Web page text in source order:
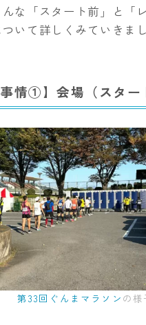
な「スタート前」と「
いて詳しくみていきまし
事情①】会場（スター
第33回ぐんまマラソン の様